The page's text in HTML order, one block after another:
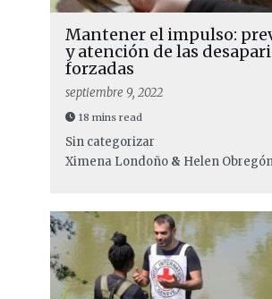
Mantener el impulso:
y atención de las
forzadas
septiembre 9, 2022
18 mins read
Sin categorizar
Ximena Londoño& Helen